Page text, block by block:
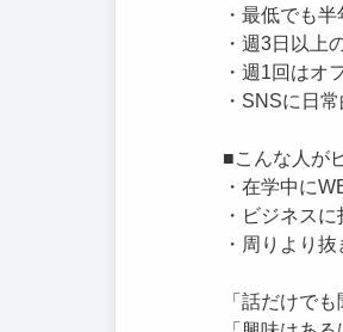
・最低でも
・週3日以上
・週1回はオ
・SNSに日
■こんな人が
・在学中に
・ビジネス
・周りより
「話だけで